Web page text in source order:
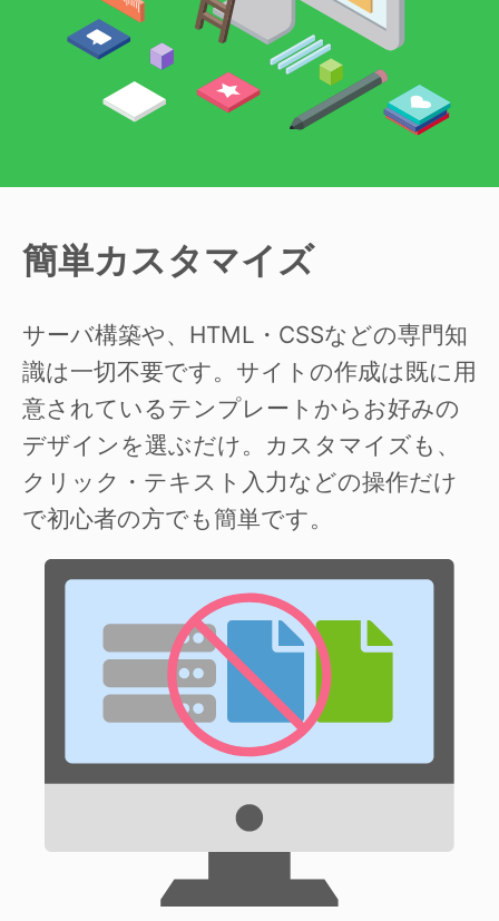
簡単カスタマイズ
サーバ構築や、HTML・CSSなどの専門知
識は一切不要です。サイトの作成は既に用
意されているテンプレートからお好みの
デザインを選ぶだけ。カスタマイズも、
クリック・テキスト入力などの操作だけ
で初心者の方でも簡単です。